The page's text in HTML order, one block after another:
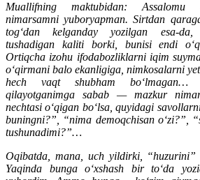
Muallifning maktubidan: Assalomu
nimarsamni yuboryapman. Sirtdan
tog‘dan kelganday yozilgan esa-da,
tushadigan kaliti borki, bunisi endi
Ortiqcha izohu ifodabozliklarni iqim
o‘qirmani balo ekanligiga, nimkosalarni
hech vaqt shubham bo‘lmagan…
qilayotganimga sabab — mazkur
nechtasi o‘qigan bo‘lsa, quyidagi
buningni?”, “nima demoqchisan o‘zi?”,
tushunadimi?”…
Oqibatda, mana, uch yildirki, “huzurini”
Yaqinda bunga o‘xshash bir to‘da